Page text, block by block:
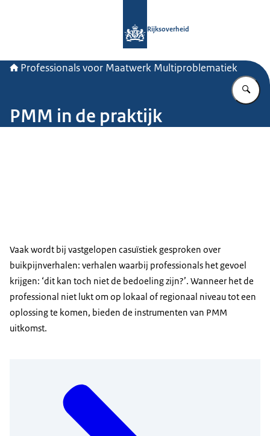
Rijksoverheid
Professionals voor Maatwerk Multiproblematiek
PMM in de praktijk
Vaak wordt bij vastgelopen casuïstiek gesproken over
buikpijnverhalen: verhalen waarbij professionals het gevoel
krijgen: ‘dit kan toch niet de bedoeling zijn?’. Wanneer het de
professional niet lukt om op lokaal of regionaal niveau tot een
oplossing te komen, bieden de instrumenten van PMM
uitkomst.